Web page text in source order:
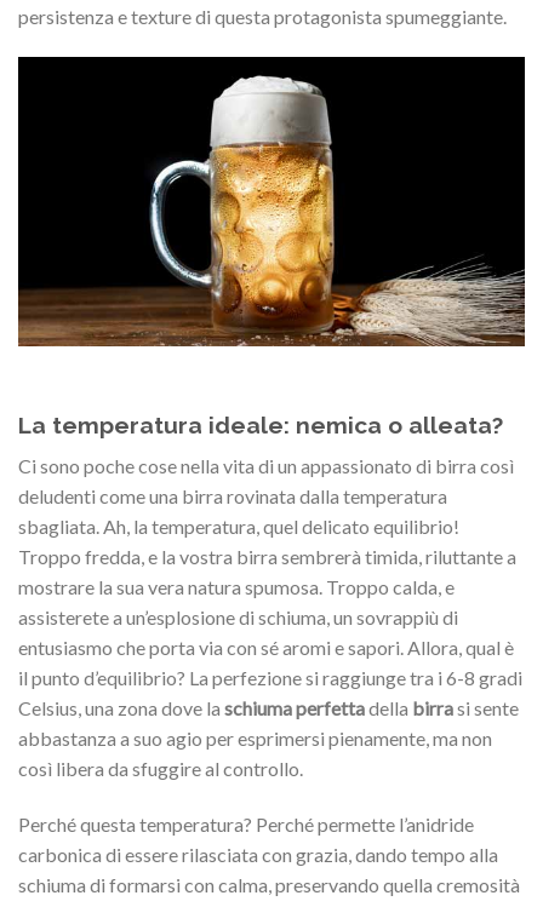
persistenza e texture di questa protagonista spumeggiante.
La temperatura ideale: nemica o alleata?
Ci sono poche cose nella vita di un appassionato di birra così
deludenti come una birra rovinata dalla temperatura
sbagliata. Ah, la temperatura, quel delicato equilibrio!
Troppo fredda, e la vostra birra sembrerà timida, riluttante a
mostrare la sua vera natura spumosa. Troppo calda, e
assisterete a un’esplosione di schiuma, un sovrappiù di
entusiasmo che porta via con sé aromi e sapori. Allora, qual è
il punto d’equilibrio? La perfezione si raggiunge tra i 6-8 gradi
Celsius, una zona dove la schiuma perfettadella birrasi sente
abbastanza a suo agio per esprimersi pienamente, ma non
così libera da sfuggire al controllo.
Perché questa temperatura? Perché permette l’anidride
carbonica di essere rilasciata con grazia, dando tempo alla
schiuma di formarsi con calma, preservando quella cremosità